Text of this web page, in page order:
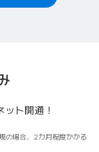
ト開通！
の場合、2カ月程度かかる